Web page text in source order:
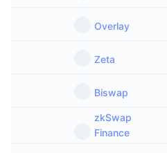
Overlay
Zeta
Biswap
zkSwap
Finance